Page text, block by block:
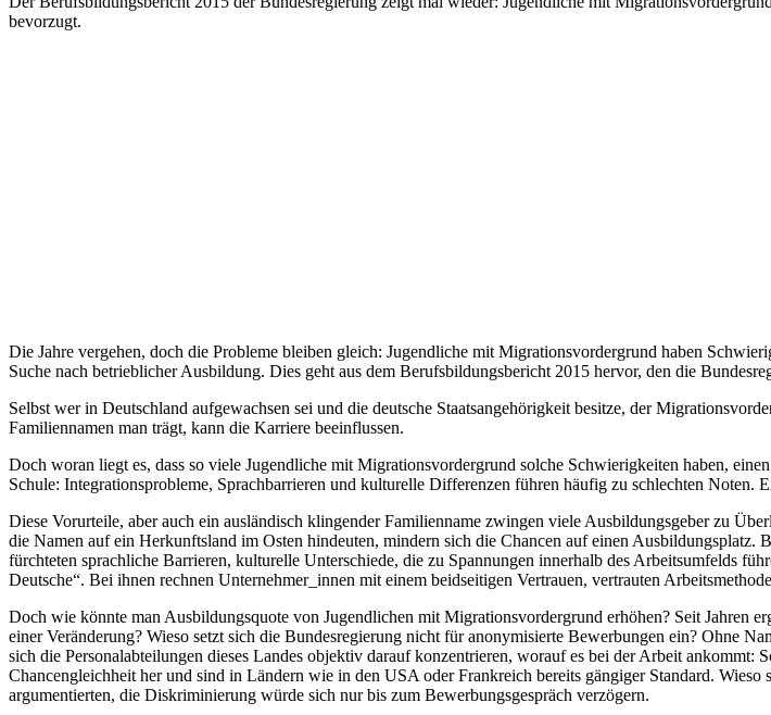
bevorzugt.
Die Jahre vergehen, doch die Probleme bleiben gleich: Jugendliche mit Migrationsvordergrund haben
Suche nach betrieblicher Ausbildung. Dies geht aus dem Berufsbildungsbericht 2015 hervor, den die
Selbst wer in Deutschland aufgewachsen sei und die deutsche Staatsangehörigkeit besitze, der
Familiennamen man trägt, kann die Karriere beeinflussen.
Doch woran liegt es, dass so viele Jugendliche mit Migrationsvordergrund solche Schwierigkeiten haben,
Schule: Integrationsprobleme, Sprachbarrieren und kulturelle Differenzen führen häufig zu schlechten Noten.
Diese Vorurteile, aber auch ein ausländisch klingender Familienname zwingen viele Ausbildungsgeber zu
die Namen auf ein Herkunftsland im Osten hindeuten, mindern sich die Chancen auf einen
fürchteten sprachliche Barrieren, kulturelle Unterschiede, die zu Spannungen innerhalb des Arbeitsumfelds
Deutsche“. Bei ihnen rechnen Unternehmer_innen mit einem beidseitigen Vertrauen, vertrauten
Doch wie könnte man Ausbildungsquote von Jugendlichen mit Migrationsvordergrund erhöhen? Seit Jahren
einer Veränderung? Wieso setzt sich die Bundesregierung nicht für anonymisierte Bewerbungen ein? Ohne
sich die Personalabteilungen dieses Landes objektiv darauf konzentrieren, worauf es bei der Arbeit
Chancengleichheit her und sind in Ländern wie in den USA oder Frankreich bereits gängiger Standard.
argumentierten, die Diskriminierung würde sich nur bis zum Bewerbungsgespräch verzögern.